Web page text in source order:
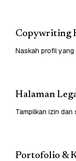
Copywriting
Naskah profil
Halaman
Tampilkan izin
Portofolio &